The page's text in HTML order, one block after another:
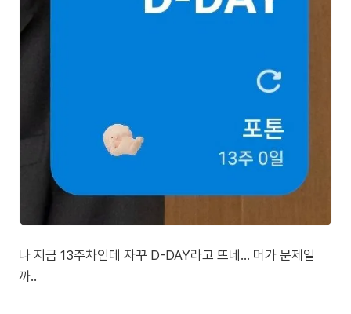
나 지금 13주차인데 자꾸 D-DAY라고 뜨네... 머가 문제일